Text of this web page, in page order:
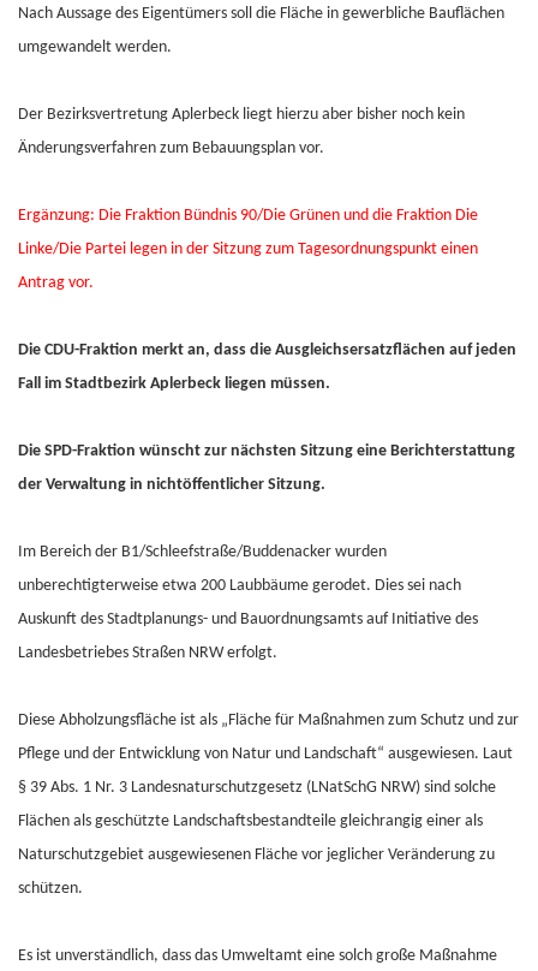
Nach Aussage des Eigentümers soll die Fläche in gewerbliche Bauflächen
umgewandelt werden.
Der Bezirksvertretung Aplerbeck liegt hierzu aber bisher noch kein
Änderungsverfahren zum Bebauungsplan vor.
Ergänzung: Die Fraktion Bündnis 90/Die Grünen und die Fraktion Die
Linke/Die Partei legen in der Sitzung zum Tagesordnungspunkt einen
Antrag vor.
Die CDU-Fraktion merkt an, dass die Ausgleichsersatzflächen auf jeden
Fall im Stadtbezirk Aplerbeck liegen müssen.
Die SPD-Fraktion wünscht zur nächsten Sitzung eine Berichterstattung
der Verwaltung in nichtöffentlicher Sitzung.
Im Bereich der B1/Schleefstraße/Buddenacker wurden
unberechtigterweise etwa 200 Laubbäume gerodet. Dies sei nach
Auskunft des Stadtplanungs- und Bauordnungsamts auf Initiative des
Landesbetriebes Straßen NRW erfolgt.
Diese Abholzungsfläche ist als „Fläche für Maßnahmen zum Schutz und zur
Pflege und der Entwicklung von Natur und Landschaft“ ausgewiesen. Laut
§ 39 Abs. 1 Nr. 3 Landesnaturschutzgesetz (LNatSchG NRW) sind solche
Flächen als geschützte Landschaftsbestandteile gleichrangig einer als
Naturschutzgebiet ausgewiesenen Fläche vor jeglicher Veränderung zu
schützen.
Es ist unverständlich, dass das Umweltamt eine solch große Maßnahme